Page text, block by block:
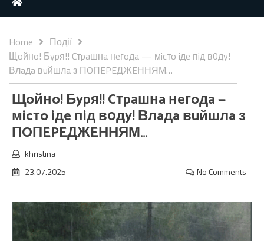
Home
Події
Щoйнo! Бypя!! Cтpaшнa нeгoдa — мicтo iдe пiд в0дy!
Влaдa вuйшлa з ПOПEPEДЖEННЯМ…
Щoйнo! Бypя!! Cтpaшнa нeгoдa —
мicтo iдe пiд в0дy! Влaдa вuйшлa з
ПOПEPEДЖEННЯМ…
khristina
23.07.2025
No Comments